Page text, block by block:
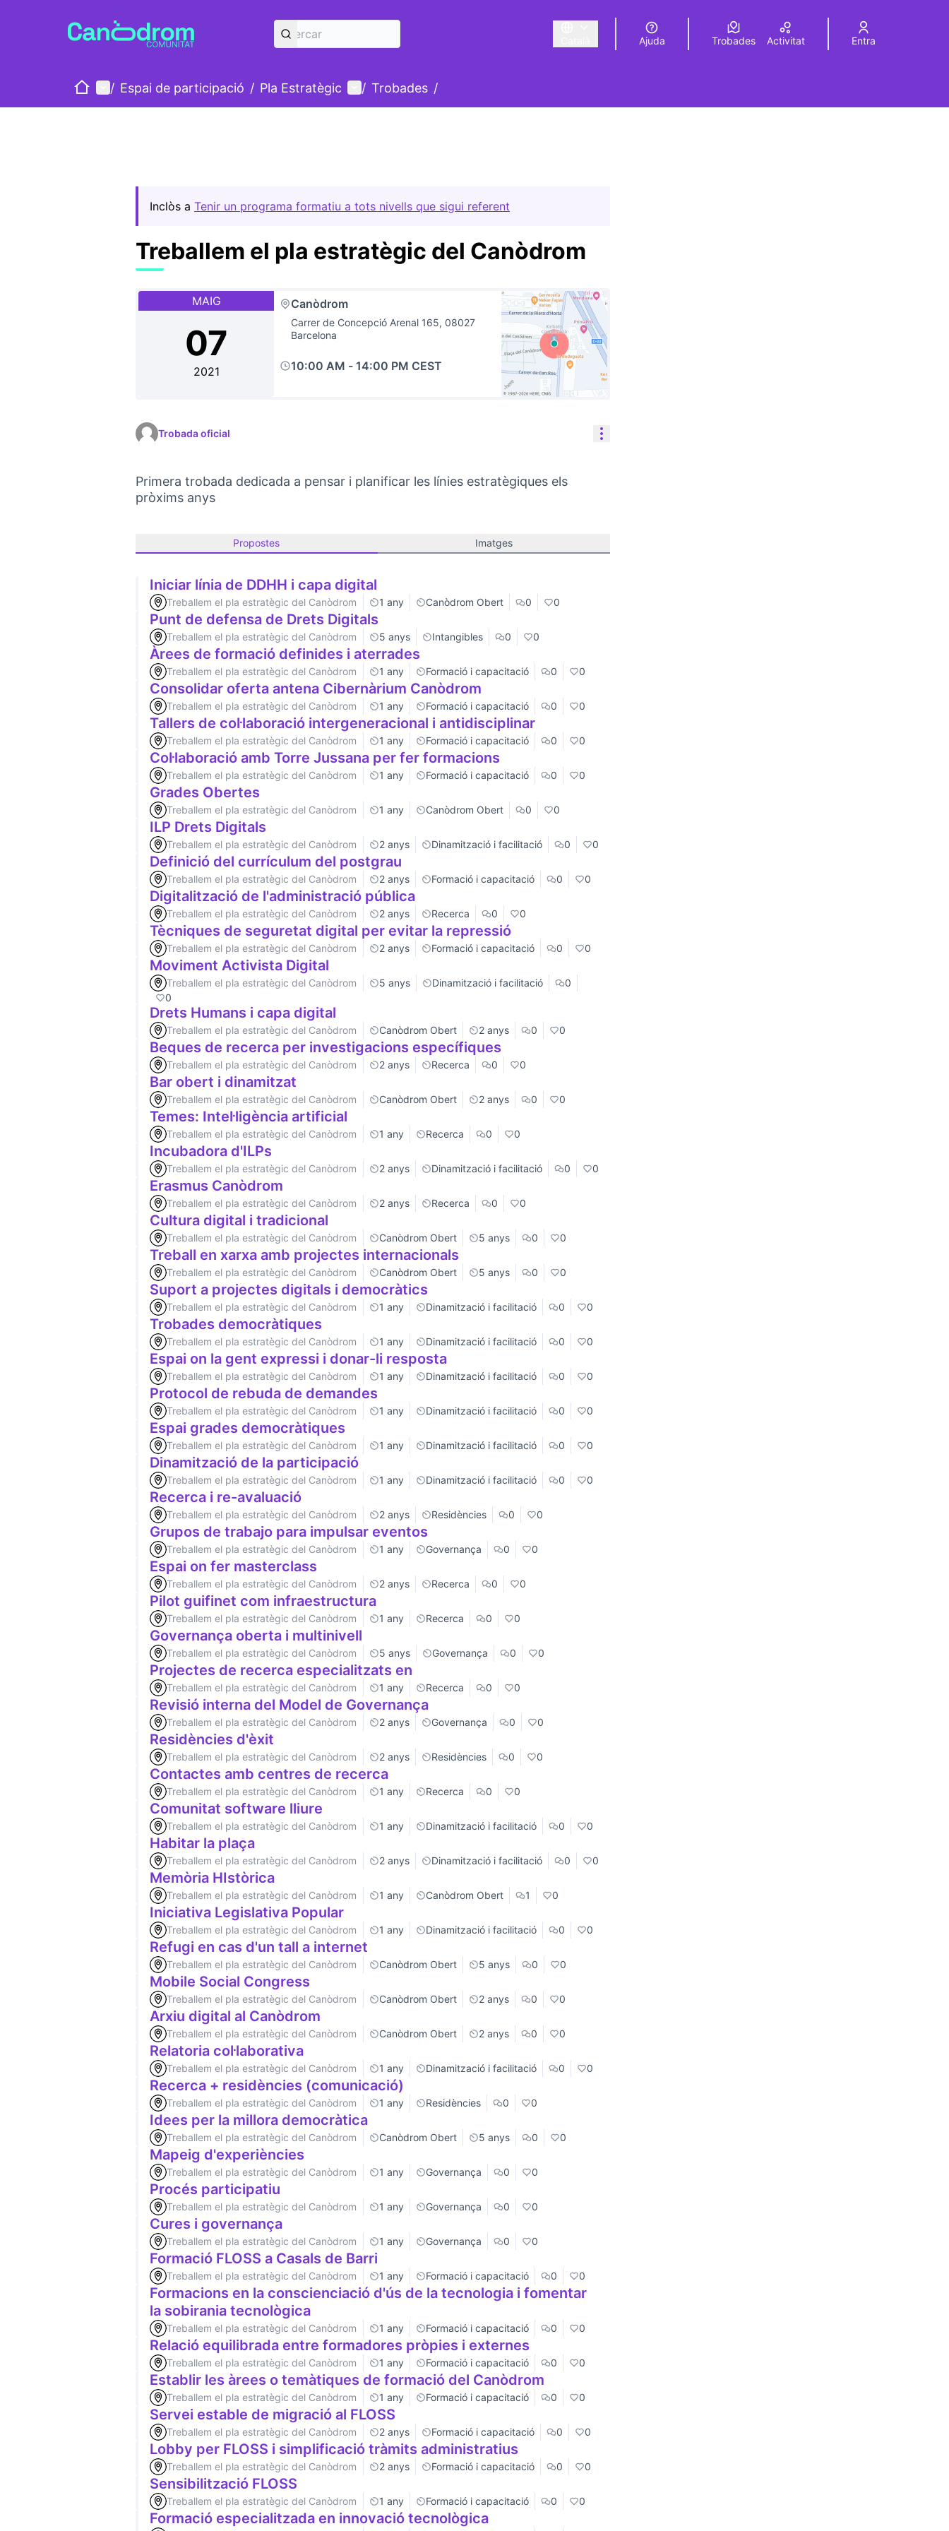
Triar la llengua Elegir el idioma Choose language
Ajuda Trobades Activitat Entra
IniciMenú principal
/ Espai de participació / Pla Estratègic Menú d'usuari
/ Trobades /
Inclòs a Tenir un programa formatiu a tots nivells que sigui referent
Treballem el pla estratègic del Canòdrom
MAIG
07
2021
Canòdrom
Carrer de Concepció Arenal 165, 08027
Barcelona
10:00 AM - 14:00 PM CEST
Trobada oficial Controls de recursos
Primera trobada dedicada a pensar i planificar les línies estratègiques els
pròxims anys
Propostes Imatges
Iniciar línia de DDHH i capa digital
Treballem el pla estratègic del Canòdrom 1 any Canòdrom Obert 0 0
Punt de defensa de Drets Digitals
Treballem el pla estratègic del Canòdrom 5 anys Intangibles 0 0
Àrees de formació definides i aterrades
Treballem el pla estratègic del Canòdrom 1 any Formació i capacitació 0 0
Consolidar oferta antena Cibernàrium Canòdrom
Treballem el pla estratègic del Canòdrom 1 any Formació i capacitació 0 0
Tallers de col·laboració intergeneracional i antidisciplinar
Treballem el pla estratègic del Canòdrom 1 any Formació i capacitació 0 0
Col·laboració amb Torre Jussana per fer formacions
Treballem el pla estratègic del Canòdrom 1 any Formació i capacitació 0 0
Grades Obertes
Treballem el pla estratègic del Canòdrom 1 any Canòdrom Obert 0 0
ILP Drets Digitals
Treballem el pla estratègic del Canòdrom 2 anys Dinamització i facilitació 0 0
Definició del currículum del postgrau
Treballem el pla estratègic del Canòdrom 2 anys Formació i capacitació 0 0
Digitalització de l'administració pública
Treballem el pla estratègic del Canòdrom 2 anys Recerca 0 0
Tècniques de seguretat digital per evitar la repressió
Treballem el pla estratègic del Canòdrom 2 anys Formació i capacitació 0 0
Moviment Activista Digital
Treballem el pla estratègic del Canòdrom 5 anys Dinamització i facilitació
0
0
Drets Humans i capa digital
Treballem el pla estratègic del Canòdrom Canòdrom Obert 2 anys 0 0
Beques de recerca per investigacions específiques
Treballem el pla estratègic del Canòdrom 2 anys Recerca 0 0
Bar obert i dinamitzat
Treballem el pla estratègic del Canòdrom Canòdrom Obert 2 anys 0 0
Temes: Intel·ligència artificial
Treballem el pla estratègic del Canòdrom 1 any Recerca 0 0
Incubadora d'ILPs
Treballem el pla estratègic del Canòdrom 2 anys Dinamització i facilitació 0 0
Erasmus Canòdrom
Treballem el pla estratègic del Canòdrom 2 anys Recerca 0 0
Cultura digital i tradicional
Treballem el pla estratègic del Canòdrom Canòdrom Obert 5 anys 0 0
Treball en xarxa amb projectes internacionals
Treballem el pla estratègic del Canòdrom Canòdrom Obert 5 anys 0 0
Suport a projectes digitals i democràtics
Treballem el pla estratègic del Canòdrom 1 any Dinamització i facilitació 0 0
Trobades democràtiques
Treballem el pla estratègic del Canòdrom 1 any Dinamització i facilitació 0 0
Espai on la gent expressi i donar-li resposta
Treballem el pla estratègic del Canòdrom 1 any Dinamització i facilitació 0 0
Protocol de rebuda de demandes
Treballem el pla estratègic del Canòdrom 1 any Dinamització i facilitació 0 0
Espai grades democràtiques
Treballem el pla estratègic del Canòdrom 1 any Dinamització i facilitació 0 0
Dinamització de la participació
Treballem el pla estratègic del Canòdrom 1 any Dinamització i facilitació 0 0
Recerca i re-avaluació
Treballem el pla estratègic del Canòdrom 2 anys Residències 0 0
Grupos de trabajo para impulsar eventos
Treballem el pla estratègic del Canòdrom 1 any Governança 0 0
Espai on fer masterclass
Treballem el pla estratègic del Canòdrom 2 anys Recerca 0 0
Pilot guifinet com infraestructura
Treballem el pla estratègic del Canòdrom 1 any Recerca 0 0
Governança oberta i multinivell
Treballem el pla estratègic del Canòdrom 5 anys Governança 0 0
Projectes de recerca especialitzats en
Treballem el pla estratègic del Canòdrom 1 any Recerca 0 0
Revisió interna del Model de Governança
Treballem el pla estratègic del Canòdrom 2 anys Governança 0 0
Residències d'èxit
Treballem el pla estratègic del Canòdrom 2 anys Residències 0 0
Contactes amb centres de recerca
Treballem el pla estratègic del Canòdrom 1 any Recerca 0 0
Comunitat software lliure
Treballem el pla estratègic del Canòdrom 1 any Dinamització i facilitació 0 0
Habitar la plaça
Treballem el pla estratègic del Canòdrom 2 anys Dinamització i facilitació 0 0
Memòria HIstòrica
Treballem el pla estratègic del Canòdrom 1 any Canòdrom Obert 1 0
Iniciativa Legislativa Popular
Treballem el pla estratègic del Canòdrom 1 any Dinamització i facilitació 0 0
Refugi en cas d'un tall a internet
Treballem el pla estratègic del Canòdrom Canòdrom Obert 5 anys 0 0
Mobile Social Congress
Treballem el pla estratègic del Canòdrom Canòdrom Obert 2 anys 0 0
Arxiu digital al Canòdrom
Treballem el pla estratègic del Canòdrom Canòdrom Obert 2 anys 0 0
Relatoria col·laborativa
Treballem el pla estratègic del Canòdrom 1 any Dinamització i facilitació 0 0
Recerca + residències (comunicació)
Treballem el pla estratègic del Canòdrom 1 any Residències 0 0
Idees per la millora democràtica
Treballem el pla estratègic del Canòdrom Canòdrom Obert 5 anys 0 0
Mapeig d'experiències
Treballem el pla estratègic del Canòdrom 1 any Governança 0 0
Procés participatiu
Treballem el pla estratègic del Canòdrom 1 any Governança 0 0
Cures i governança
Treballem el pla estratègic del Canòdrom 1 any Governança 0 0
Formació FLOSS a Casals de Barri
Treballem el pla estratègic del Canòdrom 1 any Formació i capacitació 0 0
Formacions en la conscienciació d'ús de la tecnologia i fomentar
la sobirania tecnològica
Treballem el pla estratègic del Canòdrom 1 any Formació i capacitació 0 0
Relació equilibrada entre formadores pròpies i externes
Treballem el pla estratègic del Canòdrom 1 any Formació i capacitació 0 0
Establir les àrees o temàtiques de formació del Canòdrom
Treballem el pla estratègic del Canòdrom 1 any Formació i capacitació 0 0
Servei estable de migració al FLOSS
Treballem el pla estratègic del Canòdrom 2 anys Formació i capacitació 0 0
Lobby per FLOSS i simplificació tràmits administratius
Treballem el pla estratègic del Canòdrom 2 anys Formació i capacitació 0 0
Sensibilització FLOSS
Treballem el pla estratègic del Canòdrom 1 any Formació i capacitació 0 0
Formació especialitzada en innovació tecnològica